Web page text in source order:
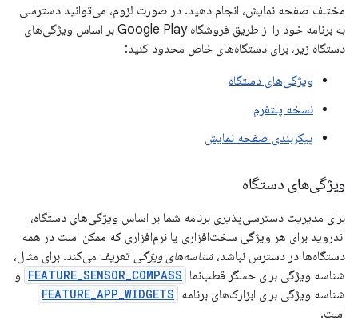
مختلف صفحه نمایش، انجام دهید. در صورت لزوم، می‌توانید دسترسی
به برنامه خود را از طریق فروشگاه Google Play بر اساس ویژگی‌های
دستگاه زیر، برای دستگاه‌های خاص محدود کنید:
ویژگی‌های دستگاه
نسخه پلتفرم
پیکربندی صفحه نمایش
ویژگی‌های دستگاه
برای مدیریت دسترسی‌پذیری برنامه شما بر اساس ویژگی‌های دستگاه،
اندروید برای هر ویژگی سخت‌افزاری یا نرم‌افزاری که ممکن است در همه
دستگاه‌ها در دسترس نباشد،شناسه‌های ویژگی تعریف می‌کند. برای مثال،
شناسه ویژگی برای حسگر قطب‌نما FEATURE_SENSOR_COMPASS و
شناسه ویژگی برای ابزارک‌های برنامه FEATURE_APP_WIDGETS
است.